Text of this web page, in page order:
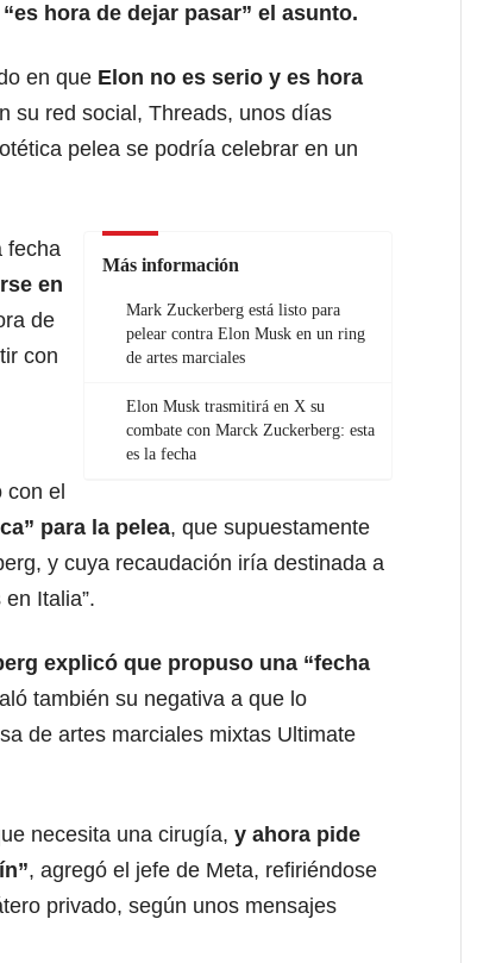
“es hora de dejar pasar” el asunto.
en que Elon no es serio y es hora
su red social, Threads, unos días
pelea se podría celebrar en un
Más información
Mark Zuckerberg está listo para
pelear contra Elon Musk en un ring
de artes marciales
Elon Musk trasmitirá en X su
combate con Marck Zuckerberg: esta
es la fecha
fecha
en
de
con
el
para la pelea, que supuestamente
y cuya recaudación iría destinada a
Italia”.
explicó que propuso una “fecha
también su negativa a que lo
de artes marciales mixtas Ultimate
necesita una cirugía, y ahora pide
, agregó el jefe de Meta, refiriéndose
privado, según unos mensajes